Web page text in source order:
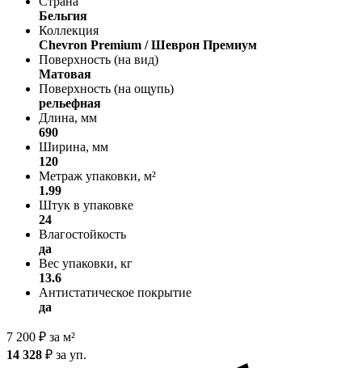
Бельгия
Коллекция
Chevron Premium / Шеврон Премиум
Поверхность (на вид)
Матовая
Поверхность (на ощупь)
рельефная
Длина, мм
690
Ширина, мм
120
Метраж упаковки, м²
1.99
Штук в упаковке
24
Влагостойкость
да
Вес упаковки, кг
13.6
Антистатическое покрытие
да
7 200 ₽ за м²
14 328 ₽ за уп.